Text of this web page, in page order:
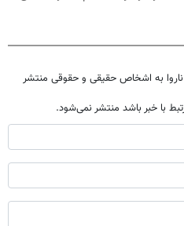
(40%تخفیف)
به اشخاص حقیقی و حقوقی منتشر
با خبر باشد منتشر نمی‌شود.